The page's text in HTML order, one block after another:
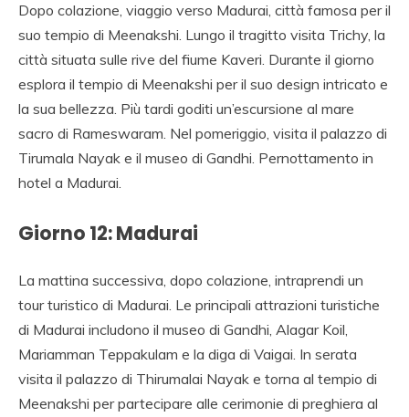
Dopo colazione, viaggio verso Madurai, città famosa per il
suo tempio di Meenakshi. Lungo il tragitto visita Trichy, la
città situata sulle rive del fiume Kaveri. Durante il giorno
esplora il tempio di Meenakshi per il suo design intricato e
la sua bellezza. Più tardi goditi un’escursione al mare
sacro di Rameswaram. Nel pomeriggio, visita il palazzo di
Tirumala Nayak e il museo di Gandhi. Pernottamento in
hotel a Madurai.
Giorno 12: Madurai
La mattina successiva, dopo colazione, intraprendi un
tour turistico di Madurai. Le principali attrazioni turistiche
di Madurai includono il museo di Gandhi, Alagar Koil,
Mariamman Teppakulam e la diga di Vaigai. In serata
visita il palazzo di Thirumalai Nayak e torna al tempio di
Meenakshi per partecipare alle cerimonie di preghiera al